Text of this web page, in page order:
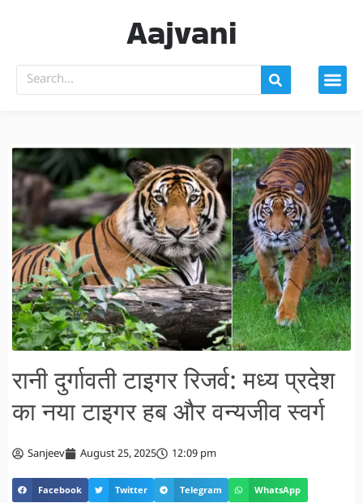
Aajvani
रानी दुर्गावती टाइगर रिजर्व: मध्य प्रदेश
का नया टाइगर हब और वन्यजीव स्वर्ग
Sanjeev August 25, 2025 12:09 pm
Facebook Twitter Telegram WhatsApp